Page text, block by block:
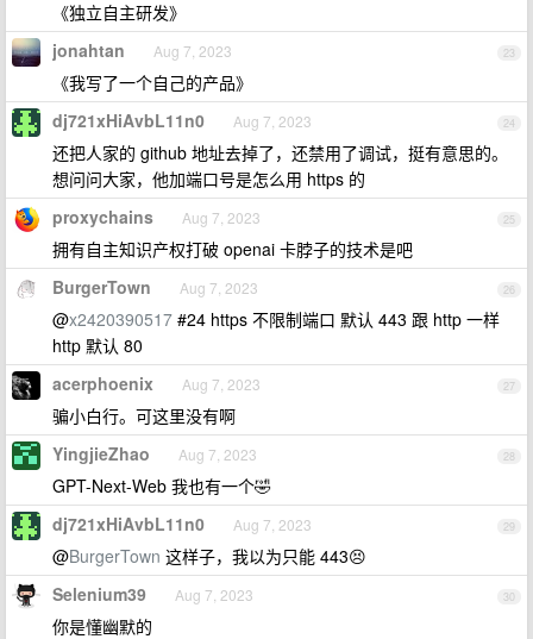
《独立自主研发》
23
jonahtan Aug 7, 2023
《我写了一个自己的产品》
24
dj721xHiAvbL11n0 Aug 7, 2023
还把人家的 github 地址去掉了，还禁用了调试，挺有意思的。
想问问大家，他加端口号是怎么用 https 的
25
proxychains Aug 7, 2023
拥有自主知识产权打破 openai 卡脖子的技术是吧
26
BurgerTown Aug 7, 2023
@x2420390517 #24 https 不限制端口 默认 443 跟 http 一样
http 默认 80
27
acerphoenix Aug 7, 2023
骗小白行。可这里没有啊
28
YingjieZhao Aug 7, 2023
GPT-Next-Web 我也有一个🤣
29
dj721xHiAvbL11n0 Aug 7, 2023
@BurgerTown 这样子，我以为只能 443😣
30
Selenium39 Aug 7, 2023
你是懂幽默的